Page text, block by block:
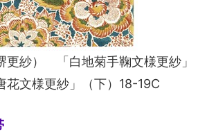
紗） 「白地菊手鞠文様更紗」
花文様更紗」（下）18-19C